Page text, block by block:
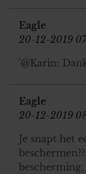
Eagle
20-12-2019
'@Karin:
Eagle
20-12-2019
Je snapt het